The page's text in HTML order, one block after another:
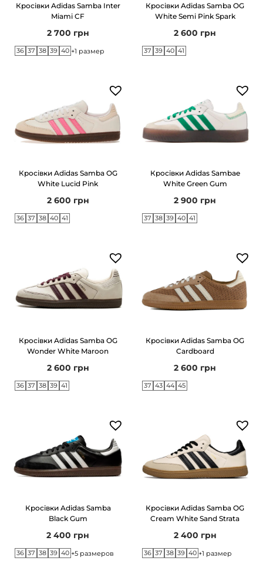
Кросівки Adidas Samba Inter
Miami CF
2 700 грн
36 37 38 39 40 +1 размер
Кросівки Adidas Samba OG
White Semi Pink Spark
2 600 грн
37 39 40 41
Кросівки Adidas Samba OG
White Lucid Pink
2 600 грн
36 37 38 40 41
Кросівки Adidas Sambae
White Green Gum
2 900 грн
37 38 39 40 41
Кросівки Adidas Samba OG
Wonder White Maroon
2 600 грн
36 37 38 39 41
Кросівки Adidas Samba OG
Cardboard
2 600 грн
37 43 44 45
Кросівки Adidas Samba
Black Gum
2 400 грн
36 37 38 39 40 +5 размеров
Кросівки Adidas Samba OG
Cream White Sand Strata
2 400 грн
36 37 38 39 40 +1 размер